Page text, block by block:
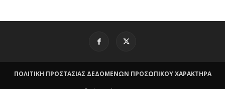
ΠΟΛΙΤΙΚΗ ΠΡΟΣΤΑΣΙΑΣ ΔΕΔΟΜΕΝΩΝ ΠΡΟΣΩΠΙΚΟΥ ΧΑΡΑΚΤΗΡΑ